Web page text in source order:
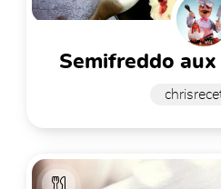
semifreddo